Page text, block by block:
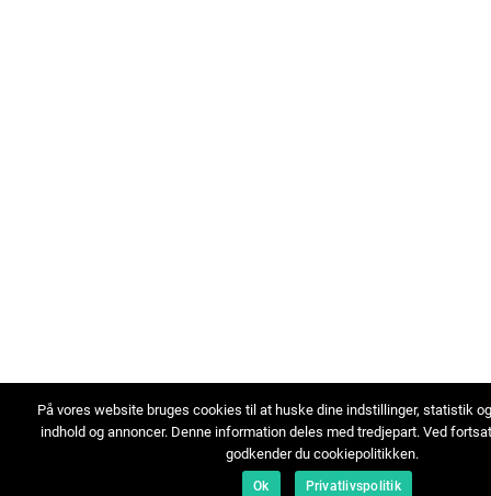
På vores website bruges cookies til at huske dine indstillinger, statistik
indhold og annoncer. Denne information deles med tredjepart. Ved
godkender du cookiepolitikken.
Ok Privatlivspolitik